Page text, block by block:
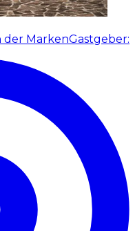
der MarkenGastgeber: